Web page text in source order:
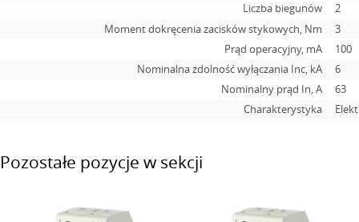
Liczba biegunów
2
Moment dokręcenia zacisków stykowych, Nm
3
Prąd operacyjny, mA
100
Nominalna zdolność wyłączania Inc, kA
6
Nominalny prąd In, А
63
Charakterystyka
Pozostałe pozycje w sekcji